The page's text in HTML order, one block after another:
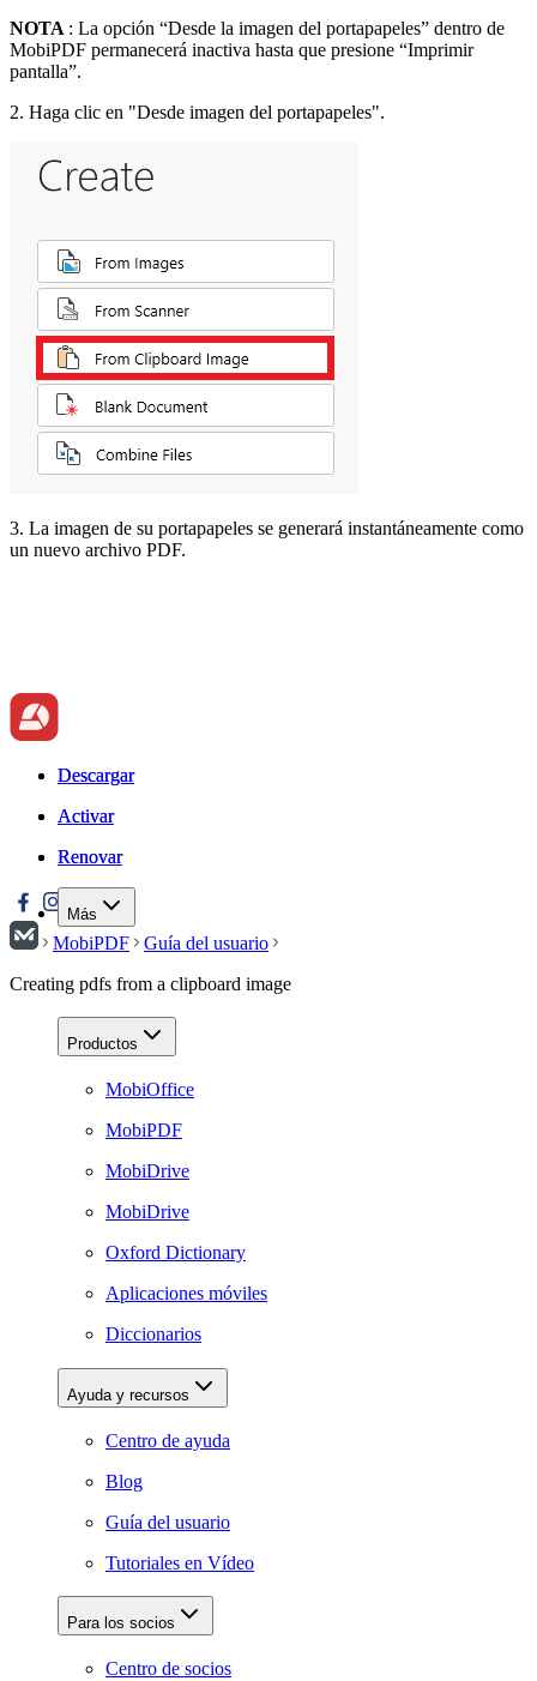
NOTA : La opción “Desde la imagen del portapapeles” dentro de
MobiPDF permanecerá inactiva hasta que presione “Imprimir
pantalla”.
2. Haga clic en "Desde imagen del portapapeles".
3. La imagen de su portapapeles se generará instantáneamente como
un nuevo archivo PDF.
Descargar
Activar
Renovar
Más
Descargar
Activar
Renovar
MobiPDF
Guía del usuario
Creating pdfs from a clipboard image
Productos
MobiOffice
MobiPDF
MobiDrive
MobiDrive
Oxford Dictionary
Aplicaciones móviles
Diccionarios
Ayuda y recursos
Centro de ayuda
Blog
Guía del usuario
Tutoriales en Vídeo
Para los socios
Centro de socios